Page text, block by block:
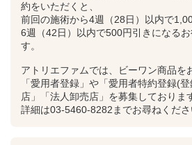
約をいただくと、
前回の施術から4週（28日）以内で
6週（42日）以内で500円引きになる
す。
アトリエファムでは、ビーワン商品を
「愛用者登録」や「愛用者特約登録(
店」「法人卸売店」を募集しておりま
詳細は03-5460-8282までお尋ねくだ